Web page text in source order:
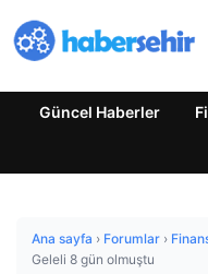
Güncel Haberler
Ana sayfa › Forumlar ›
Geleli 8 gün olmuştu